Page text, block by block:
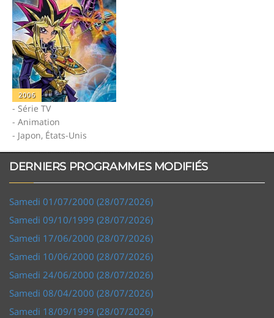
2006
- Série TV
- Animation
- Japon, États-Unis
DERNIERS PROGRAMMES MODIFIÉS
Samedi 01/07/2000 (28/07/2026)
Samedi 09/10/1999 (28/07/2026)
Samedi 17/06/2000 (28/07/2026)
Samedi 10/06/2000 (28/07/2026)
Samedi 24/06/2000 (28/07/2026)
Samedi 08/04/2000 (28/07/2026)
Samedi 18/09/1999 (28/07/2026)